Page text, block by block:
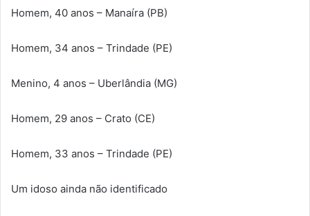
Homem, 40 anos – Manaíra (PB)
Homem, 34 anos – Trindade (PE)
Menino, 4 anos – Uberlândia (MG)
Homem, 29 anos – Crato (CE)
Homem, 33 anos – Trindade (PE)
Um idoso ainda não identificado